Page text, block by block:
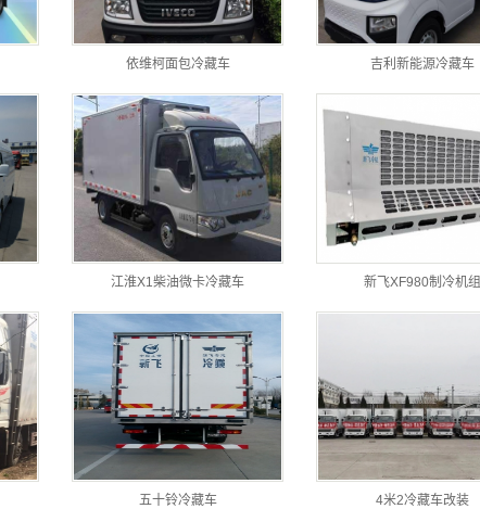
依维柯面包冷藏车 吉利新能源冷藏车
江淮X1柴油微卡冷藏车 新飞XF980制冷机组
五十铃冷藏车 4米2冷藏车改装